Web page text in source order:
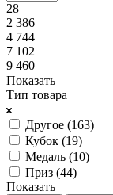
28
2 386
4 744
7 102
9 460
Показать
Тип товара
Другое (163)
Кубок (19)
Медаль (10)
Приз (44)
Показать